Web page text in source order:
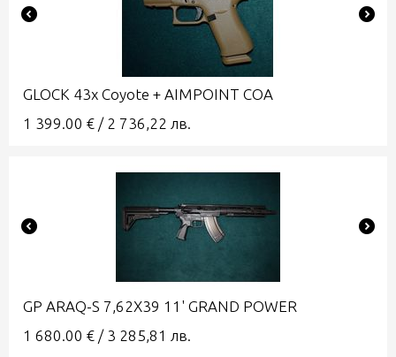
GLOCK 43x Coyote + AIMPOINT COA
1 399.00 € / 2 736,22 лв.
GP ARAQ-S 7,62X39 11' GRAND POWER
1 680.00 € / 3 285,81 лв.